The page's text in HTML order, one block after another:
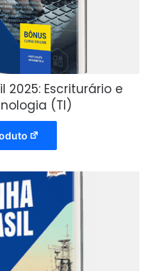
2025: Escriturário e
(TI)